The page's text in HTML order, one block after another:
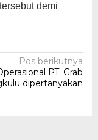
demi
Pos berikutnya
PT. Grab
dipertanyakan